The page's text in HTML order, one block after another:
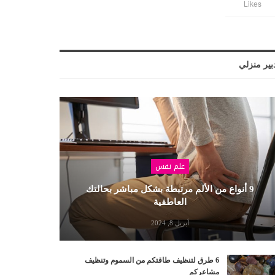
Likes
منزلي
علم نفس
9 أنواع من الألم مرتبطة بشكل مباشر بحالتك
العاطفية
أبريل 8, 2024
6 طرق لتنظيف طاقتكم من السموم وتنظيف
مشاعركم